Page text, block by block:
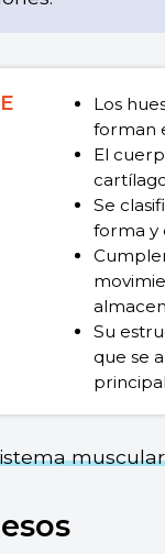
Los
forman
El
Se
forma y
Su
que se
muscular